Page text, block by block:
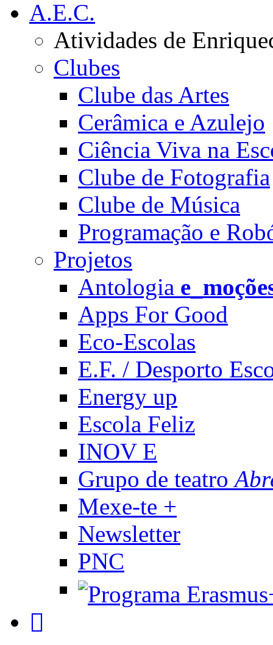
A.E.C.
Atividades de
Clubes
Clube das Artes
Cerâmica e Azulejo
Ciência Viva na
Clube de Fotografia
Clube de Música
Programação e
Projetos
Antologia
Apps For Good
Eco-Escolas
E.F. / Desporto
Energy up
Escola Feliz
INOV E
Grupo de teatro
Mexe-te +
Newsletter
PNC